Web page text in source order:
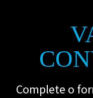
Complete o